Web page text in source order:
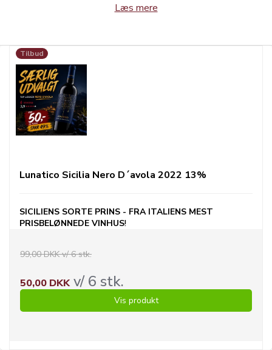
Læs mere
Tilbud
Lunatico Sicilia Nero D´avola 2022 13%
SICILIENS SORTE PRINS - FRA ITALIENS MEST
PRISBELØNNEDE VINHUS!
99,00 DKK v/ 6 stk.
50,00 DKKv/ 6 stk.
Vis produkt